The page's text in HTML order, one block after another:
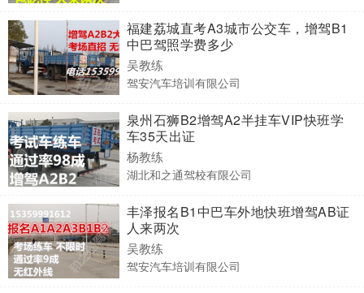
福建荔城直考A3城市公交车，增驾B1
中巴驾照学费多少
吴教练
驾安汽车培训有限公司
泉州石狮B2增驾A2半挂车VIP快班学
车35天出证
杨教练
湖北和之通驾校有限公司
丰泽报名B1中巴车外地快班增驾AB证
人来两次
吴教练
驾安汽车培训有限公司